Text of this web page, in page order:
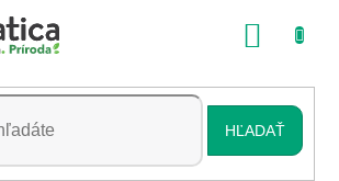
HĽADAŤ